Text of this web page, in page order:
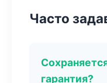
Часто
гарантия?